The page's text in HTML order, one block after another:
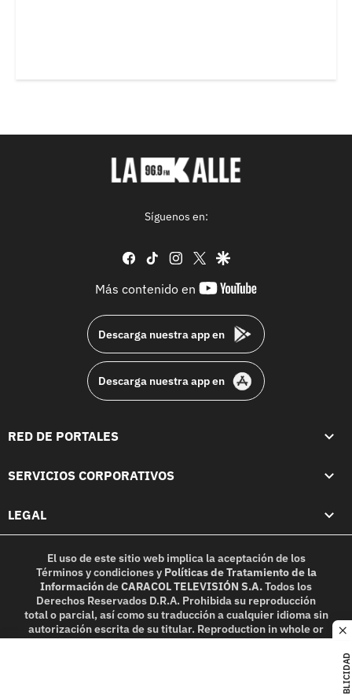
PUBLICIDAD
Síguenos en:
facebook
tiktok instagram
twittergoogle
Más contenido en
youtube-
Descarga nuestra app en
Descarga nuestra app en
RED DE PORTALES
SERVICIOS CORPORATIVOS
LEGAL
El uso de este sitio web implica la aceptación de los
Términos y condicionesy Políticas de Tratamiento de la
InformacióndeCARACOL TELEVISIÓN S.A.Todos los
Derechos Reservados D.R.A. Prohibida su reproducción
total o parcial, así como su traducción a cualquier idioma sin
autorización escrita de su titular. Reproduction in whole or